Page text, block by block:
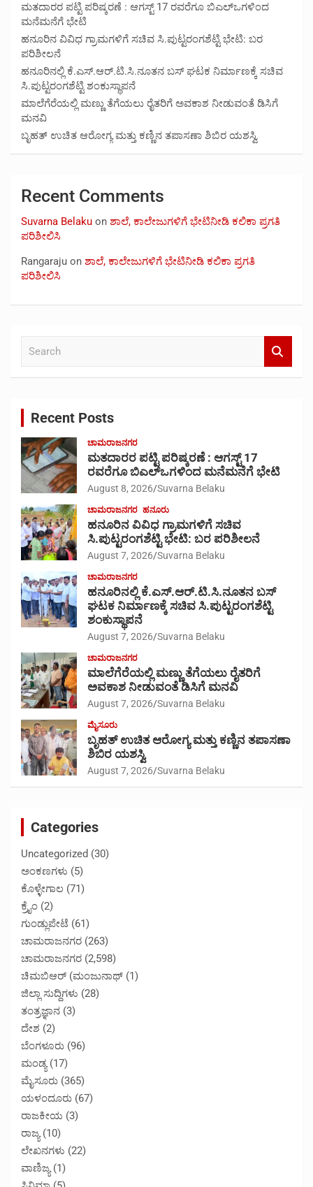
ಮತದಾರರ ಪಟ್ಟಿ ಪರಿಷ್ಕರಣೆ : ಆಗಸ್ಟ್ 17 ರವರೆಗೂ ಬಿಎಲ್‍ಒಗಳಿಂದ
ಮನೆಮನೆಗೆ ಭೇಟಿ
ಹನೂರಿನ ವಿವಿಧ ಗ್ರಾಮಗಳಿಗೆ ಸಚಿವ ಸಿ.ಪುಟ್ಟರಂಗಶೆಟ್ಟಿ ಭೇಟಿ: ಬರ
ಪರಿಶೀಲನೆ
ಹನೂರಿನಲ್ಲಿ ಕೆ.ಎಸ್.ಆರ್.ಟಿ.ಸಿ.ನೂತನ ಬಸ್ ಘಟಕ ನಿರ್ಮಾಣಕ್ಕೆ ಸಚಿವ
ಸಿ.ಪುಟ್ಟರಂಗಶೆಟ್ಟಿ ಶಂಕುಸ್ಥಾಪನೆ
ಮಾಲೆಗೆರೆಯಲ್ಲಿ ಮಣ್ಣು ತೆಗೆಯಲು ರೈತರಿಗೆ ಅವಕಾಶ ನೀಡುವಂತೆ ಡಿಸಿಗೆ
ಮನವಿ
ಬೃಹತ್ ಉಚಿತ ಆರೋಗ್ಯ ಮತ್ತು ಕಣ್ಣಿನ ತಪಾಸಣಾ ಶಿಬಿರ ಯಶಸ್ವಿ
Recent Comments
Suvarna Belaku on ಶಾಲೆ, ಕಾಲೇಜುಗಳಿಗೆ ಭೇಟಿನೀಡಿ ಕಲಿಕಾ ಪ್ರಗತಿ
ಪರಿಶೀಲಿಸಿ
Rangaraju on ಶಾಲೆ, ಕಾಲೇಜುಗಳಿಗೆ ಭೇಟಿನೀಡಿ ಕಲಿಕಾ ಪ್ರಗತಿ
ಪರಿಶೀಲಿಸಿ
Recent Posts
ಚಾಮರಾಜನಗರ
ಮತದಾರರ ಪಟ್ಟಿ ಪರಿಷ್ಕರಣೆ : ಆಗಸ್ಟ್ 17
ರವರೆಗೂ ಬಿಎಲ್‍ಒಗಳಿಂದ ಮನೆಮನೆಗೆ ಭೇಟಿ
August 8, 2026 Suvarna Belaku
ಚಾಮರಾಜನಗರ ಹನೂರು
ಹನೂರಿನ ವಿವಿಧ ಗ್ರಾಮಗಳಿಗೆ ಸಚಿವ
ಸಿ.ಪುಟ್ಟರಂಗಶೆಟ್ಟಿ ಭೇಟಿ: ಬರ ಪರಿಶೀಲನೆ
August 7, 2026 Suvarna Belaku
ಚಾಮರಾಜನಗರ
ಹನೂರಿನಲ್ಲಿ ಕೆ.ಎಸ್.ಆರ್.ಟಿ.ಸಿ.ನೂತನ ಬಸ್
ಘಟಕ ನಿರ್ಮಾಣಕ್ಕೆ ಸಚಿವ ಸಿ.ಪುಟ್ಟರಂಗಶೆಟ್ಟಿ
ಶಂಕುಸ್ಥಾಪನೆ
August 7, 2026 Suvarna Belaku
ಚಾಮರಾಜನಗರ
ಮಾಲೆಗೆರೆಯಲ್ಲಿ ಮಣ್ಣು ತೆಗೆಯಲು ರೈತರಿಗೆ
ಅವಕಾಶ ನೀಡುವಂತೆ ಡಿಸಿಗೆ ಮನವಿ
August 7, 2026 Suvarna Belaku
ಮೈಸೂರು
ಬೃಹತ್ ಉಚಿತ ಆರೋಗ್ಯ ಮತ್ತು ಕಣ್ಣಿನ ತಪಾಸಣಾ
ಶಿಬಿರ ಯಶಸ್ವಿ
August 7, 2026 Suvarna Belaku
Categories
Uncategorized (30)
ಅಂಕಣಗಳು (5)
ಕೊಳ್ಳೇಗಾಲ (71)
ಕ್ರೈಂ (2)
ಗುಂಡ್ಲುಪೇಟೆ (61)
ಚಾಮರಾಜನಗರ (263)
ಚಾಮರಾಜನಗರ (2,598)
ಚಿಮಬಿಆರ್ (ಮಂಜುನಾಥ್ (1)
ಜಿಲ್ಲಾ ಸುದ್ದಿಗಳು (28)
ತಂತ್ರಜ್ಞಾನ (3)
ದೇಶ (2)
ಬೆಂಗಳೂರು (96)
ಮಂಡ್ಯ(17)
ಮೈಸೂರು (365)
ಯಳಂದೂರು (67)
ರಾಜಕೀಯ (3)
ರಾಜ್ಯ(10)
ಲೇಖನಗಳು (22)
ವಾಣಿಜ್ಯ(1)